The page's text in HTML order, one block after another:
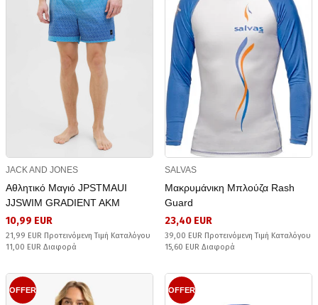
JACK AND JONES
Αθλητικό Μαγιό JPSTMAUI
JJSWIM GRADIENT AKM
10,99 EUR
21,99 EUR Προτεινόμενη Τιμή Καταλόγου
11,00 EUR Διαφορά
SALVAS
Μακρυμάνικη Μπλούζα Rash
Guard
23,40 EUR
39,00 EUR Προτεινόμενη Τιμή Καταλόγου
15,60 EUR Διαφορά
OFFER OFFER